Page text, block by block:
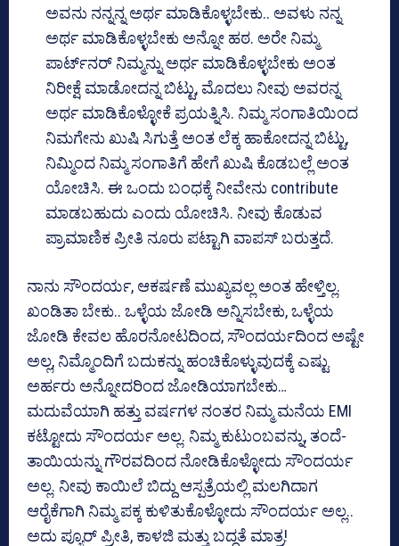
ಅವನು ನನ್ನನ್ನ ಅರ್ಥ ಮಾಡಿಕೊಳ್ಳಬೇಕು.. ಅವಳು ನನ್ನ
ಅರ್ಥ ಮಾಡಿಕೊಳ್ಳಬೇಕು ಅನ್ನೋ ಹಠ. ಅರೇ ನಿಮ್ಮ
ಪಾರ್ಟ್‌ನರ್ ನಿಮ್ಮನ್ನು ಅರ್ಥ ಮಾಡಿಕೊಳ್ಳಬೇಕು ಅಂತ
ನಿರೀಕ್ಷೆ ಮಾಡೋದನ್ನ ಬಿಟ್ಟು, ಮೊದಲು ನೀವು ಅವರನ್ನ
ಅರ್ಥ ಮಾಡಿಕೊಳ್ಳೋಕೆ ಪ್ರಯತ್ನಿಸಿ. ನಿಮ್ಮ ಸಂಗಾತಿಯಿಂದ
ನಿಮಗೇನು ಖುಷಿ ಸಿಗುತ್ತೆ ಅಂತ ಲೆಕ್ಕ ಹಾಕೋದನ್ನ ಬಿಟ್ಟು,
ನಿಮ್ಮಿಂದ ನಿಮ್ಮ ಸಂಗಾತಿಗೆ ಹೇಗೆ ಖುಷಿ ಕೊಡಬಲ್ಲೆ ಅಂತ
ಯೋಚಿಸಿ. ಈ ಒಂದು ಬಂಧಕ್ಕೆ ನೀವೇನು contribute
ಮಾಡಬಹುದು ಎಂದು ಯೋಚಿಸಿ. ನೀವು ಕೊಡುವ
ಪ್ರಾಮಾಣಿಕ ಪ್ರೀತಿ ನೂರು ಪಟ್ಟಾಗಿ ವಾಪಸ್ ಬರುತ್ತದೆ.
ನಾನು ಸೌಂದರ್ಯ, ಆಕರ್ಷಣೆ ಮುಖ್ಯವಲ್ಲ ಅಂತ ಹೇಳ್ತಿಲ್ಲ.
ಖಂಡಿತಾ ಬೇಕು.. ಒಳ್ಳೆಯ ಜೋಡಿ ಅನ್ನಿಸಬೇಕು, ಒಳ್ಳೆಯ
ಜೋಡಿ ಕೇವಲ ಹೊರನೋಟದಿಂದ, ಸೌಂದರ್ಯದಿಂದ ಅಷ್ಟೇ
ಅಲ್ಲ, ನಿಮ್ಮೊಂದಿಗೆ ಬದುಕನ್ನು ಹಂಚಿಕೊಳ್ಳುವುದಕ್ಕೆ ಎಷ್ಟು
ಅರ್ಹರು ಅನ್ನೋದರಿಂದ ಜೋಡಿಯಾಗಬೇಕು…
ಮದುವೆಯಾಗಿ ಹತ್ತು ವರ್ಷಗಳ ನಂತರ ನಿಮ್ಮ ಮನೆಯ EMI
ಕಟ್ಟೋದು ಸೌಂದರ್ಯ ಅಲ್ಲ. ನಿಮ್ಮ ಕುಟುಂಬವನ್ನು, ತಂದೆ-
ತಾಯಿಯನ್ನು ಗೌರವದಿಂದ ನೋಡಿಕೊಳ್ಳೋದು ಸೌಂದರ್ಯ
ಅಲ್ಲ. ನೀವು ಕಾಯಿಲೆ ಬಿದ್ದು ಆಸ್ಪತ್ರೆಯಲ್ಲಿ ಮಲಗಿದಾಗ
ಆರೈಕೆಗಾಗಿ ನಿಮ್ಮ ಪಕ್ಕ ಕುಳಿತುಕೊಳ್ಳೋದು ಸೌಂದರ್ಯ ಅಲ್ಲ..
ಅದು ಪ್ಯೂರ್ ಪ್ರೀತಿ, ಕಾಳಜಿ ಮತ್ತು ಬದ್ಧತೆ ಮಾತ್ರ!